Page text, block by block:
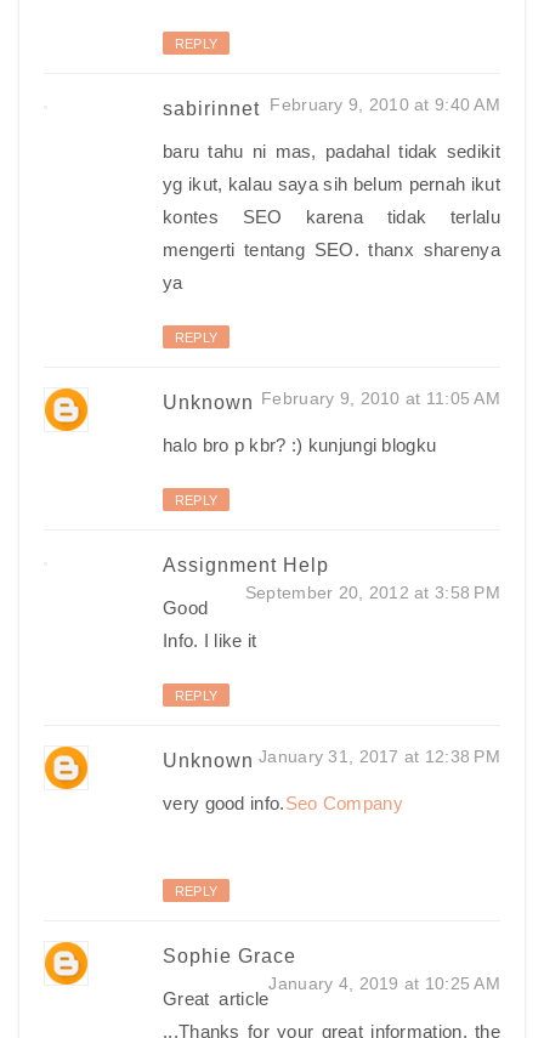
REPLY
sabirinnet February 9, 2010 at 9:40 AM
baru tahu ni mas, padahal tidak sedikit
yg ikut, kalau saya sih belum pernah ikut
kontes SEO karena tidak terlalu
mengerti tentang SEO. thanx sharenya
ya
REPLY
Unknown February 9, 2010 at 11:05 AM
halo bro p kbr? :) kunjungi blogku
REPLY
Assignment Help
September 20, 2012 at 3:58 PM
Good
Info. I like it
REPLY
Unknown January 31, 2017 at 12:38 PM
very good info.Seo Company
REPLY
Sophie Grace
January 4, 2019 at 10:25 AM
Great article
...Thanks for your great information, the